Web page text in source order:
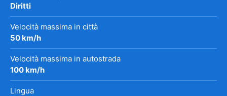
Diritti
Velocità massima in città
50 km/h
Velocità massima in autostrada
100 km/h
Lingua